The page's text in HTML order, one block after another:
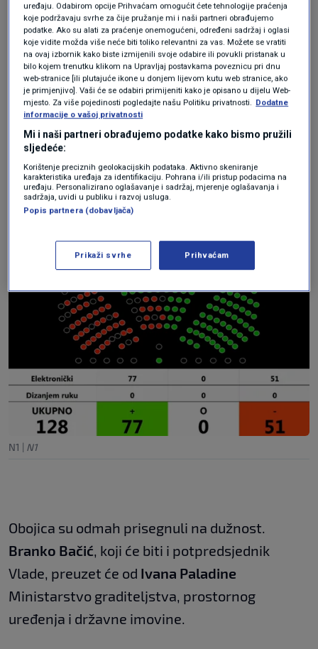
|N1
Od 127 zastupnika 77 za, 51 protiv čime je
iskazano povjerenje i
N1 | N1
Obojica su odmah prisegnuli na dužnost.
Branko Bačić , koji će biti i potpredsjednik
Vlade, preuzet će od Ivana Paladine
Ministarstvo graditeljstva, prostornog
uređenja i državne imovine.
uređaju. Odabirom opcije Prihvaćam omogućit ćete tehnologije praćenja
koje podržavaju svrhe za čije pružanje mi i naši partneri obrađujemo
podatke. Ako su alati za praćenje onemogućeni, određeni sadržaj i oglasi
koje vidite možda više neće biti toliko relevantni za vas. Možete se vratiti
na ovaj izbornik kako biste izmijenili svoje odabire ili povukli pristanak u
bilo kojem trenutku klikom na Upravljaj postavkama poveznicu pri dnu
web-stranice [ili plutajuće ikone u donjem lijevom kutu web stranice, ako
je primjenjivo]. Vaši će se odabiri primijeniti kako je opisano u dijelu Web-
mjesto. Za više pojedinosti pogledajte našu Politiku privatnosti. Dodatne
informacije o vašoj privatnosti
Mi i naši partneri obrađujemo podatke kako bismo pružili
sljedeće:
Korištenje preciznih geolokacijskih podataka. Aktivno skeniranje
karakteristika uređaja za identifikaciju. Pohrana i/ili pristup podacima na
uređaju. Personalizirano oglašavanje i sadržaj, mjerenje oglašavanja i
sadržaja, uvidi u publiku i razvoj usluga.
Popis partnera (dobavljača)
Prikaži svrhe Prihvaćam